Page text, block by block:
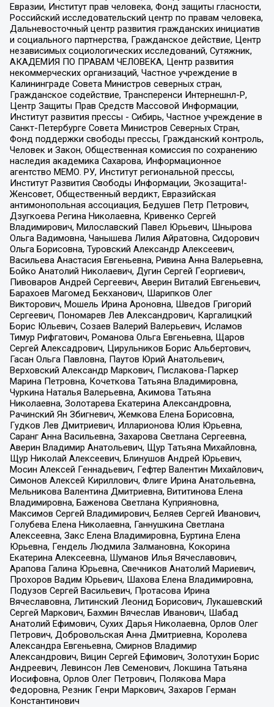
Евразии, Институт прав человека, Фонд защиты гласности,
Российский исследовательский центр по правам человека,
Дальневосточный центр развития гражданских инициатив
и социального партнерства, Гражданское действие, Центр
независимых социологических исследований, Сутяжник,
АКАДЕМИЯ ПО ПРАВАМ ЧЕЛОВЕКА, Центр развития
некоммерческих организаций, Частное учреждение в
Калининграде Совета Министров северных стран,
Гражданское содействие, Трансперенси Интернешнл-Р,
Центр Защиты Прав Средств Массовой Информации,
Институт развития прессы - Сибирь, Частное учреждение в
Санкт-Петербурге Совета Министров Северных Стран,
Фонд поддержки свободы прессы, Гражданский контроль,
Человек и Закон, Общественная комиссия по сохранению
наследия академика Сахарова, Информационное
агентство МЕМО. РУ, Институт региональной прессы,
Институт Развития Свободы Информации, Экозащита!-
Женсовет, Общественный вердикт, Евразийская
антимонопольная ассоциация, Бедушев Петр Петрович,
Дзугкоева Регина Николаевна, Кривенко Сергей
Владимирович, Милославский Павел Юрьевич, Шнырова
Ольга Вадимовна, Чанышева Лилия Айратовна, Сидорович
Ольга Борисовна, Туровский Александр Алексеевич,
Васильева Анастасия Евгеньевна, Ривина Анна Валерьевна,
Бойко Анатолий Николаевич, Дугин Сергей Георгиевич,
Пивоваров Андрей Сергеевич, Аверин Виталий Евгеньевич,
Барахоев Магомед Бекханович, Шарипков Олег
Викторович, Мошель Ирина Ароновна, Шведов Григорий
Сергеевич, Пономарев Лев Александрович, Каргалицкий
Борис Юльевич, Созаев Валерий Валерьевич, Исламов
Тимур Рифгатович, Романова Ольга Евгеньевна, Щаров
Сергей Алексадрович, Цирульников Борис Альбертович,
Гасан Ольга Павловна, Паутов Юрий Анатольевич,
Верховский Александр Маркович, Пислакова-Паркер
Марина Петровна, Кочеткова Татьяна Владимировна,
Чуркина Наталья Валерьевна, Акимова Татьяна
Николаевна, Золотарева Екатерина Александровна,
Рачинский Ян Збигневич, Жемкова Елена Борисовна,
Гудков Лев Дмитриевич, Илларионова Юлия Юрьевна,
Саранг Анна Васильевна, Захарова Светлана Сергеевна,
Аверин Владимир Анатольевич, Щур Татьяна Михайловна,
Щур Николай Алексеевич, Блинушов Андрей Юрьевич,
Мосин Алексей Геннадьевич, Гефтер Валентин Михайлович,
Симонов Алексей Кириллович, Флиге Ирина Анатольевна,
Мельникова Валентина Дмитриевна, Вититинова Елена
Владимировна, Баженова Светлана Куприяновна,
Максимов Сергей Владимирович, Беляев Сергей Иванович,
Голубева Елена Николаевна, Ганнушкина Светлана
Алексеевна, Закс Елена Владимировна, Буртина Елена
Юрьевна, Гендель Людмила Залмановна, Кокорина
Екатерина Алексеевна, Шуманов Илья Вячеславович,
Арапова Галина Юрьевна, Свечников Анатолий Мариевич,
Прохоров Вадим Юрьевич, Шахова Елена Владимировна,
Подузов Сергей Васильевич, Протасова Ирина
Вячеславовна, Литинский Леонид Борисович, Лукашевский
Сергей Маркович, Бахмин Вячеслав Иванович, Шабад
Анатолий Ефимович, Сухих Дарья Николаевна, Орлов Олег
Петрович, Добровольская Анна Дмитриевна, Королева
Александра Евгеньевна, Смирнов Владимир
Александрович, Вицин Сергей Ефимович, Золотухин Борис
Андреевич, Левинсон Лев Семенович, Локшина Татьяна
Иосифовна, Орлов Олег Петрович, Полякова Мара
Федоровна, Резник Генри Маркович, Захаров Герман
Константинович